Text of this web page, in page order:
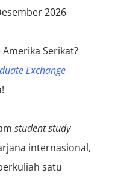
2026
Serikat?
Exchange
student study
internasional,
satu